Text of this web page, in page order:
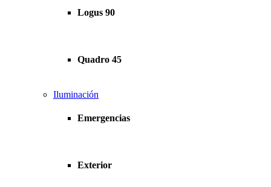
Logus 90
Quadro 45
Iluminación
Emergencias
Exterior